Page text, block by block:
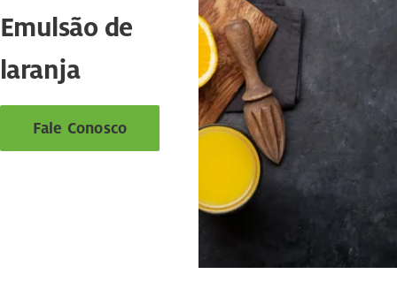
Emulsão de
laranja
Fale Conosco